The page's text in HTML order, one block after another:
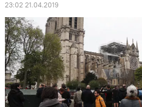
23:02 21.04.2019